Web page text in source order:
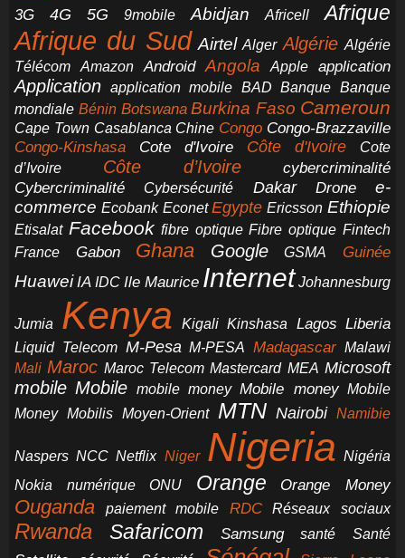
3G 4G 5G 9mobile Abidjan Africell Afrique
Afrique du Sud Airtel Alger Algérie Algérie
Télécom
Amazon Android Angola Apple application
Application application mobile BAD Banque Banque
mondiale Bénin Botswana Burkina Faso Cameroun
Cape Town Casablanca Chine Congo Congo-Brazzaville
Congo-Kinshasa Cote d'Ivoire Côte d'Ivoire
Cote
d’Ivoire
Côte d’Ivoire
cybercriminalité
Cybercriminalité
Cybersécurité Dakar Drone
e-
commerce Ecobank Econet Egypte Ericsson Ethiopie
Etisalat Facebook fibre optique Fibre optique Fintech
France
Gabon Ghana Google GSMA Guinée
Huawei IA IDC Ile Maurice Internet Johannesburg
Jumia Kenya Kigali Kinshasa Lagos Liberia
Liquid Telecom M-Pesa M-PESA Madagascar Malawi
Mali Maroc Maroc Telecom Mastercard MEA Microsoft
mobile Mobile mobile money Mobile money Mobile
Money Mobilis Moyen-Orient MTN Nairobi Namibie
Naspers NCC Netflix Niger Nigeria Nigéria
Nokia
numérique ONU Orange Orange Money
Ouganda paiement mobile RDC Réseaux sociaux
Rwanda Safaricom Samsung santé Santé